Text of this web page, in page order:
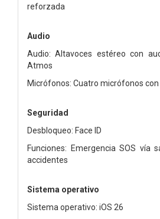
reforzada
Audio
Audio: Altavoces estéreo con
Atmos
Micrófonos: Cuatro micrófonos
Seguridad
Desbloqueo: Face ID
Funciones: Emergencia SOS vía
accidentes
Sistema operativo
Sistema operativo: iOS 26